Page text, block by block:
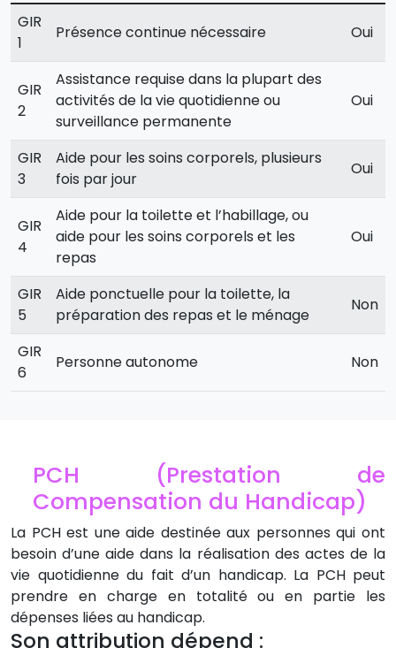
GIR
1
Présence continue nécessaire Oui
GIR
2
Assistance requise dans la plupart des
activités de la vie quotidienne ou
surveillance permanente
Oui
GIR
3
Aide pour les soins corporels, plusieurs
fois par jour
Oui
GIR
4
Aide pour la toilette et l’habillage, ou
aide pour les soins corporels et les
repas
Oui
GIR
5
Aide ponctuelle pour la toilette, la
préparation des repas et le ménage
Non
GIR
6
Personne autonome Non
PCH (Prestation de
Compensation du Handicap)
La PCH est une aide destinée aux personnes qui ont
besoin d’une aide dans la réalisation des actes de la
vie quotidienne du fait d’un handicap. La PCH peut
prendre en charge en totalité ou en partie les
dépenses liées au handicap.
Son attribution dépend :